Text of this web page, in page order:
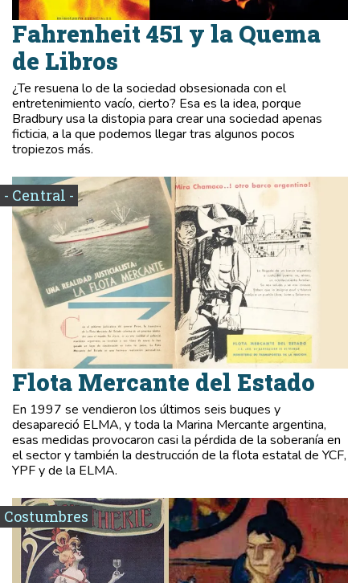
Fahrenheit 451 y la Quema
de Libros
¿Te resuena lo de la sociedad obsesionada con el
entretenimiento vacío, cierto? Esa es la idea, porque
Bradbury usa la distopia para crear una sociedad apenas
ficticia, a la que podemos llegar tras algunos pocos
tropiezos más.
- Central -
Flota Mercante del Estado
En 1997 se vendieron los últimos seis buques y
desapareció ELMA, y toda la Marina Mercante argentina,
esas medidas provocaron casi la pérdida de la soberanía en
el sector y también la destrucción de la flota estatal de YCF,
YPF y de la ELMA.
Costumbres